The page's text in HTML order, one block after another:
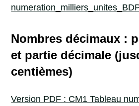
Nombres décimaux :
et partie décimale
centièmes)
Version PDF : CM1 Tableau